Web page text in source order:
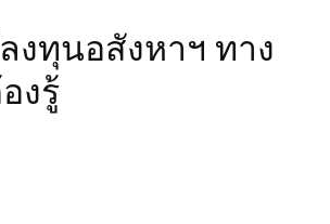
งทุนอสังหาฯ ทาง
งรู้